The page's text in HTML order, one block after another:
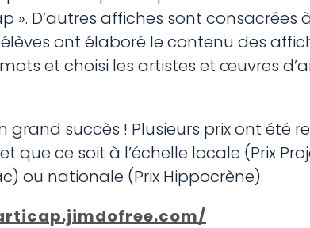
». D’autres affiches sont consacrées
ont élaboré le contenu des
et choisi les artistes et œuvres
grand succès ! Plusieurs prix ont été
que ce soit à l’échelle locale (Prix
ou nationale (Prix Hippocrène).